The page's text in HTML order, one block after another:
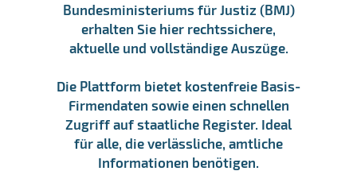
Bundesministeriums für Justiz (BMJ)
erhalten Sie hier rechtssichere,
aktuelle und vollständige Auszüge.
Die Plattform bietet kostenfreie Basis-
Firmendaten sowie einen schnellen
Zugriff auf staatliche Register. Ideal
für alle, die verlässliche, amtliche
Informationen benötigen.